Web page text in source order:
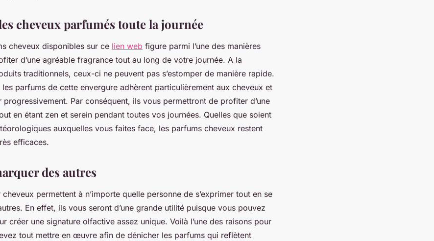
cheveux parfumés toute la journée
cheveux disponibles sur ce lien web figure parmi l’une des manières
d’une agréable fragrance tout au long de votre journée. A la
traditionnels, ceux-ci ne peuvent pas s’estomper de manière rapide.
les parfums de cette envergure adhèrent particulièrement aux cheveux et
progressivement. Par conséquent, ils vous permettront de profiter d’une
en étant zen et serein pendant toutes vos journées. Quelles que soient
auxquelles vous faites face, les parfums cheveux restent
efficaces.
des autres
permettent à n’importe quelle personne de s’exprimer tout en se
En effet, ils vous seront d’une grande utilité puisque vous pouvez
créer une signature olfactive assez unique. Voilà l’une des raisons pour
tout mettre en œuvre afin de dénicher les parfums qui reflètent